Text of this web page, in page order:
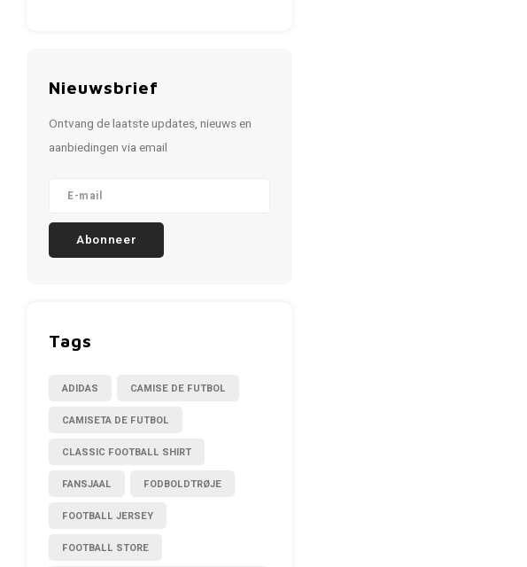
Nieuwsbrief
Ontvang de laatste updates, nieuws en
aanbiedingen via email
Abonneer
Tags
ADIDAS CAMISE DE FUTBOL
CAMISETA DE FUTBOL
CLASSIC FOOTBALL SHIRT
FANSJAAL FODBOLDTRØJE
FOOTBALL JERSEY
FOOTBALL STORE